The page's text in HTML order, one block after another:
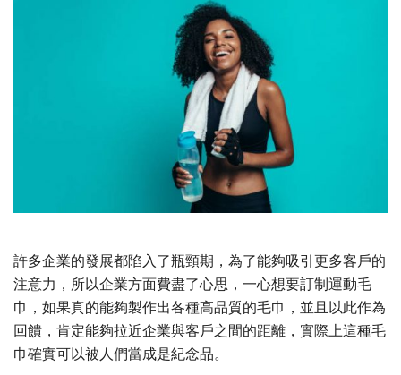
許多企業的發展都陷入了瓶頸期，為了能夠吸引更多客戶的
注意力，所以企業方面費盡了心思，一心想要訂制運動毛
巾，如果真的能夠製作出各種高品質的毛巾，並且以此作為
回饋，肯定能夠拉近企業與客戶之間的距離，實際上這種毛
巾確實可以被人們當成是紀念品。